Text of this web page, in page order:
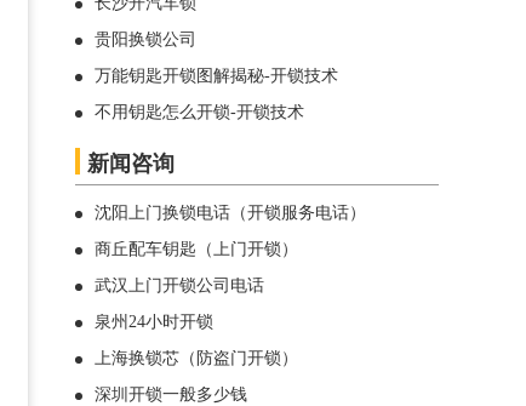
贵阳换锁公司
万能钥匙开锁图解揭秘-开锁技术
不用钥匙怎么开锁-开锁技术
新闻咨询
沈阳上门换锁电话（开锁服务电话）
商丘配车钥匙（上门开锁）
武汉上门开锁公司电话
泉州24小时开锁
上海换锁芯（防盗门开锁）
深圳开锁一般多少钱